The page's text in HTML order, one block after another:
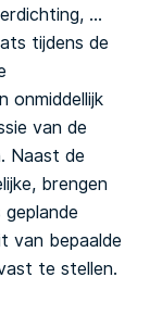
…
tijdens de
onmiddellijk
van de
Naast de
brengen
van bepaalde
te stellen.